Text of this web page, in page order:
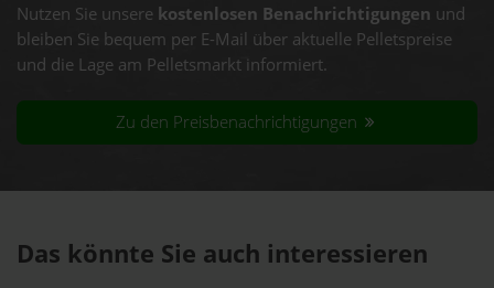
Nutzen Sie unsere kostenlosen Benachrichtigungen und
bleiben Sie bequem per E-Mail über aktuelle Pelletspreise
und die Lage am Pelletsmarkt informiert.
Zu den Preisbenachrichtigungen
Das könnte Sie auch interessieren